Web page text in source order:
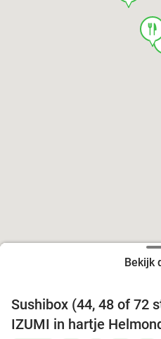
food
Bekijk
Sushibox (44, 48 of 72
IZUMI in hartje